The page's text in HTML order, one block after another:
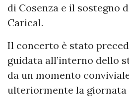
di Cosenza e il sostegno
Carical.
Il concerto è stato
guidata all’interno dello
da un momento
ulteriormente la giornata